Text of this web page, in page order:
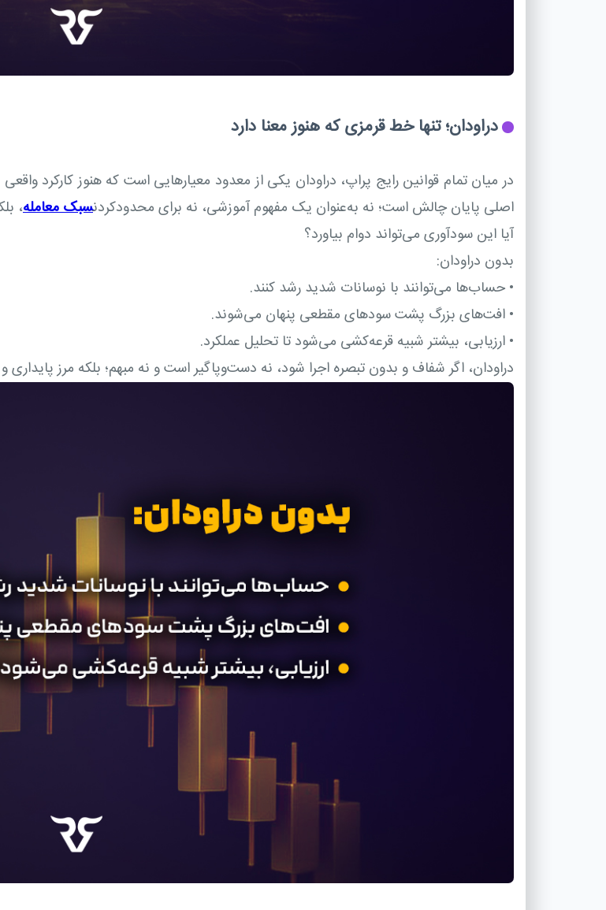
دراودان؛ تنها خط قرمزی که هنوز معنا دارد
در میان تمام قوانین رایج پراپ، دراودان یکی از معدود معیارهایی است که هنوز کارکرد
اصلی پایان چالش است؛ نه به‌عنوان یک مفهوم آموزشی، نه برای محدودکردنسبک معامله،
آیا این سودآوری می‌تواند دوام بیاورد؟
بدون دراودان:
• حساب‌ها می‌توانند با نوسانات شدید رشد کنند.
• افت‌های بزرگ پشت سودهای مقطعی پنهان می‌شوند.
• ارزیابی، بیشتر شبیه قرعه‌کشی می‌شود تا تحلیل عملکرد.
دراودان، اگر شفاف و بدون تبصره اجرا شود، نه دست‌وپاگیر است و نه مبهم؛ بلکه مرز